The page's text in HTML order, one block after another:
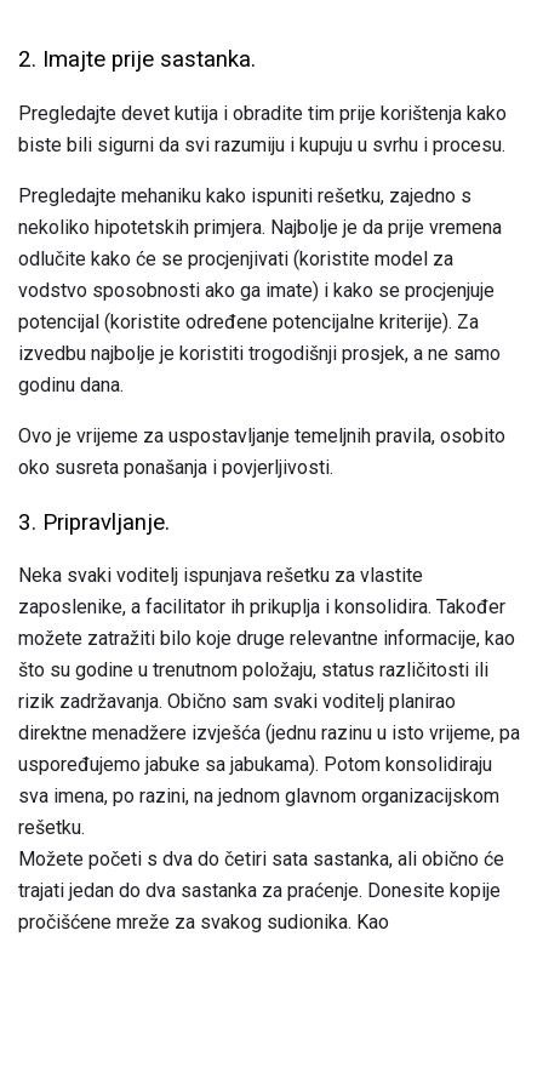
2. Imajte prije sastanka.
Pregledajte devet kutija i obradite tim prije korištenja kako
biste bili sigurni da svi razumiju i kupuju u svrhu i procesu.
Pregledajte mehaniku kako ispuniti rešetku, zajedno s
nekoliko hipotetskih primjera. Najbolje je da prije vremena
odlučite kako će se procjenjivati ​​(koristite model za
vodstvo sposobnosti ako ga imate) i kako se procjenjuje
potencijal (koristite određene potencijalne kriterije). Za
izvedbu najbolje je koristiti trogodišnji prosjek, a ne samo
godinu dana.
Ovo je vrijeme za uspostavljanje temeljnih pravila, osobito
oko susreta ponašanja i povjerljivosti.
3. Pripravljanje.
Neka svaki voditelj ispunjava rešetku za vlastite
zaposlenike, a facilitator ih prikuplja i konsolidira. Također
možete zatražiti bilo koje druge relevantne informacije, kao
što su godine u trenutnom položaju, status različitosti ili
rizik zadržavanja. Obično sam svaki voditelj planirao
direktne menadžere izvješća (jednu razinu u isto vrijeme, pa
uspoređujemo jabuke sa jabukama). Potom konsolidiraju
sva imena, po razini, na jednom glavnom organizacijskom
rešetku.
Možete početi s dva do četiri sata sastanka, ali obično će
trajati jedan do dva sastanka za praćenje. Donesite kopije
pročišćene mreže za svakog sudionika. Kao